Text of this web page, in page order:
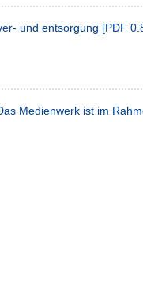
und entsorgung [PDF
Medienwerk ist im